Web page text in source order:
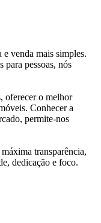
venda mais simples.
para pessoas, nós
oferecer o melhor
Conhecer a
permite-nos
transparência,
dedicação e foco.